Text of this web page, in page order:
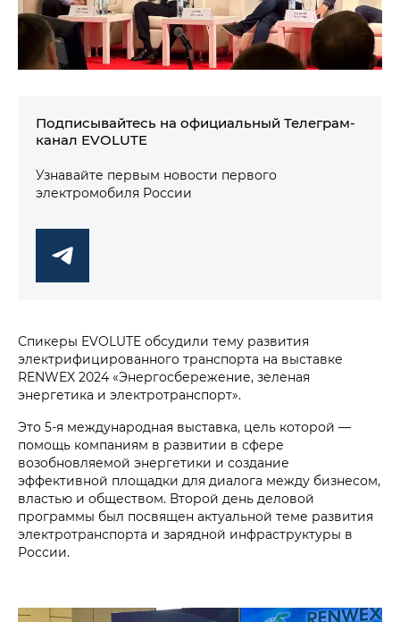
Подписывайтесь на официальный Телеграм-
канал EVOLUTE
Узнавайте первым новости первого
электромобиля России
Спикеры EVOLUTE обсудили тему развития
электрифицированного транспорта на выставке
RENWEX 2024 «Энергосбережение, зеленая
энергетика и электротранспорт».
Это 5-я международная выставка, цель которой —
помощь компаниям в развитии в сфере
возобновляемой энергетики и создание
эффективной площадки для диалога между бизнесом,
властью и обществом. Второй день деловой
программы был посвящен актуальной теме развития
электротранспорта и зарядной инфраструктуры в
России.